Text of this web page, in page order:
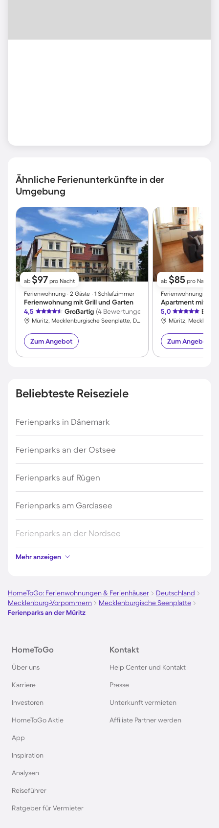
Ähnliche Ferienunterkünfte in der
Umgebung
ab $97 pro Nacht
Ferienwohnung ∙ 2 Gäste ∙ 1 Schlafzimmer
Ferienwohnung mit Grill und Garten
4,5
Großartig (4 Bewertungen)
Müritz, Mecklenburgische Seenplatte, Deutschland
Zum Angebot
ab $85 pro Nacht
Ferienwohnung ∙ 4
Apartment mit
5,0
Zum Angebot
Beliebteste Reiseziele
Ferienparks in Dänemark
Ferienparks an der Ostsee
Ferienparks auf Rügen
Ferienparks am Gardasee
Ferienparks an der Nordsee
Ferienparks in Kroatien
Ferienparks in Österreich
Ferienparks im Harz
Ferienparks auf Usedom
Ferienparks auf Texel
Ferienparks im Schwarzwald
Ferienparks in Italien
Ferienparks an der Mecklenburgischen
Mehr anzeigen
HomeToGo: Ferienwohnungen & Ferienhäuser
Deutschland
Mecklenburg-Vorpommern
Mecklenburgische Seenplatte
Ferienparks an der Müritz
HomeToGo
Über uns
Karriere
Investoren
HomeToGo Aktie
App
Inspiration
Analysen
Reiseführer
Ratgeber für Vermieter
Kontakt
Help Center und Kontakt
Presse
Unterkunft vermieten
Affiliate Partner werden